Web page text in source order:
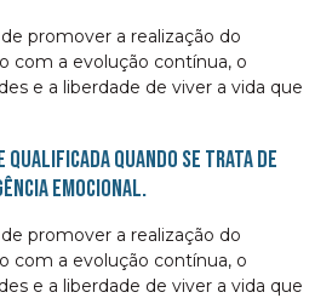
promover a realização do
com a evolução contínua, o
e a liberdade de viver a vida que
qualificada quando se trata de
Emocional.
promover a realização do
com a evolução contínua, o
e a liberdade de viver a vida que